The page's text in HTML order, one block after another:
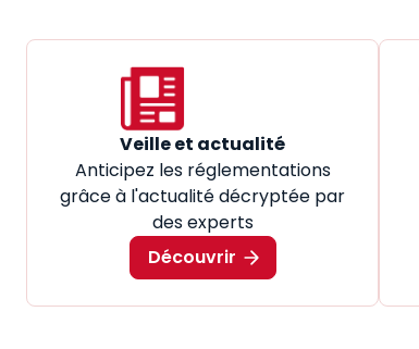
Veille et actualité
Anticipez les réglementations
grâce à l'actualité décryptée par
des experts
Découvrir